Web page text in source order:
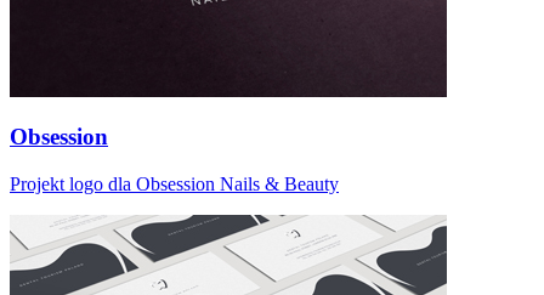
Obsession
Projekt logo dla Obsession Nails & Beauty